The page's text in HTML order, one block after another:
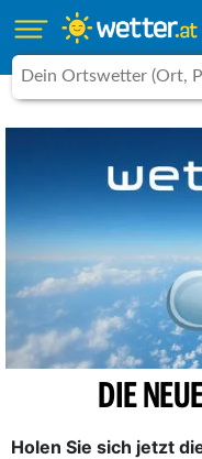
DIE
Holen Sie sich jetzt